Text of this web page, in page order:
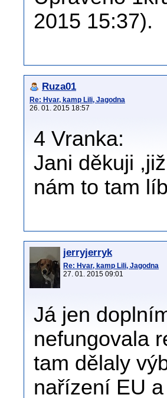
2015 15:37).
Ruza01
Re: Hvar, kamp Lili, Jagodna
26. 01. 2015 18:57
4 Vranka:
Jani děkuji
nám to tam
jerryjerryk
Re: Hvar, kamp Lili, Jagodna
27. 01. 2015 09:01
Já jen
nefungovala
tam dělaly
nařízení EU